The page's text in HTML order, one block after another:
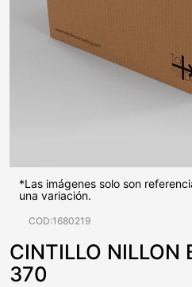
*Las imágenes solo son
una variación.
COD:1680219
CINTILLO NILLON
370